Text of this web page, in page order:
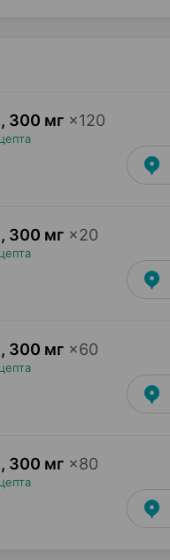
, 300 мг ×120
, 300 мг ×20
, 300 мг ×60
, 300 мг ×80